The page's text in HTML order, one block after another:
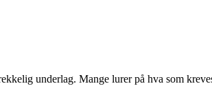
underlag. Mange lurer på hva som